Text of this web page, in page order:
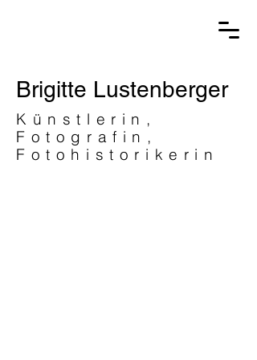
Brigitte Lustenberger
Künstlerin,
Fotografin,
Fotohistorikerin